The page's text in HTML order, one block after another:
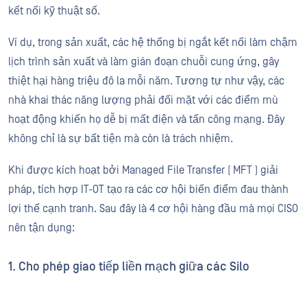
kết nối kỹ thuật số.
Ví dụ, trong sản xuất, các hệ thống bị ngắt kết nối làm chậm
lịch trình sản xuất và làm gián đoạn chuỗi cung ứng, gây
thiệt hại hàng triệu đô la mỗi năm. Tương tự như vậy, các
nhà khai thác năng lượng phải đối mặt với các điểm mù
hoạt động khiến họ dễ bị mất điện và tấn công mạng. Đây
không chỉ là sự bất tiện mà còn là trách nhiệm.
Khi được kích hoạt bởi Managed File Transfer ( MFT ) giải
pháp, tích hợp IT-OT tạo ra các cơ hội biến điểm đau thành
lợi thế cạnh tranh. Sau đây là 4 cơ hội hàng đầu mà mọi CISO
nên tận dụng:
1. Cho phép giao tiếp liền mạch giữa các Silo